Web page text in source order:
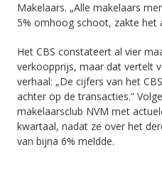
Makelaars. „Alle makelaars
5% omhoog schoot, zakte het
Het CBS constateert al vier
verkoopprijs, maar dat vertelt
verhaal: „De cijfers van het
achter op de transacties.”
makelaarsclub NVM met
kwartaal, nadat ze over het
van bijna 6% meldde.